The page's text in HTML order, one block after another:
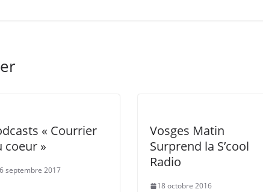
« Courrier
coeur »
septembre 2017
Vosges Matin
Surprend la S’cool
Radio
18 octobre 2016